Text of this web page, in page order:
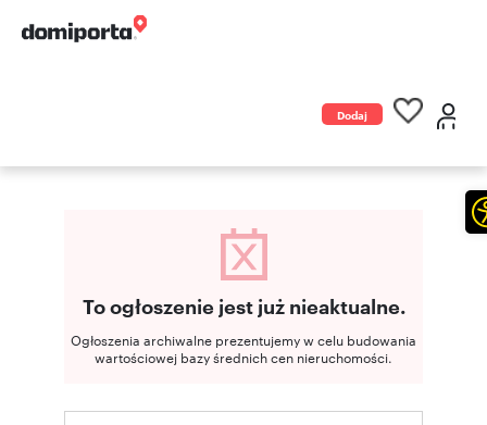
Dodaj
To ogłoszenie jest już nieaktualne.
Ogłoszenia archiwalne prezentujemy w celu budowania
wartościowej bazy średnich cen nieruchomości.